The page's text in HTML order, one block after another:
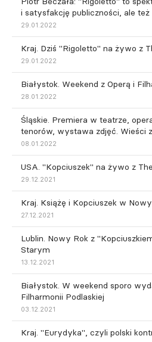
i satysfakcję publiczności, ale
29.01.2022
Kraj. Dziś "Rigoletto" na żywo z
29.01.2022
Białystok. Weekend z Operą i
28.01.2022
Śląskie. Premiera w teatrze,
tenorów, wystawa zdjęć. Wieści
08.01.2022
USA. "Kopciuszek" na żywo z
29.12.2021
Kraj. Książę i Kopciuszek w
27.12.2021
Lublin. Nowy Rok z
Starym
13.12.2021
Białystok. W weekend sporo
Filharmonii Podlaskiej
03.12.2021
Kraj. "Eurydyka", czyli polski